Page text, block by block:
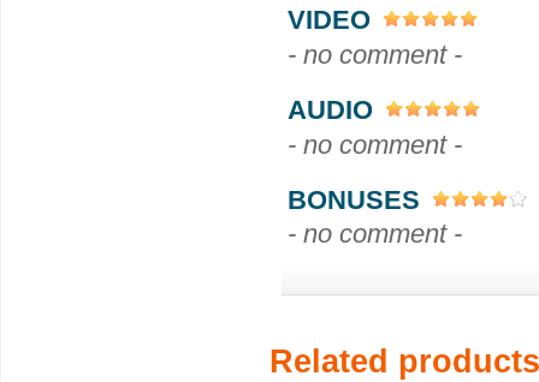
VIDEO
- no comment -
AUDIO
- no comment -
BONUSES
- no comment -
Related products